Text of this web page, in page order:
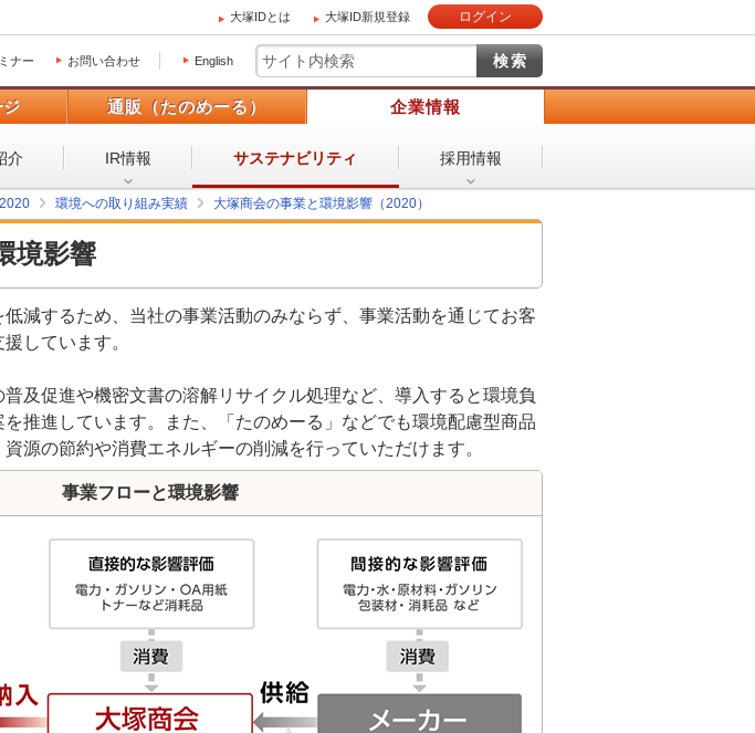
大塚IDとは 大塚ID新規登録 ログイン
ナー お問い合わせ English
通販（たのめーる） 企業情報
介 IR情報 サステナビリティ 採用情報
環境への取り組み実績 大塚商会の事業と環境影響（2020）
境影響
減するため、当社の事業活動のみならず、事業活動を通じてお客
しています。
及促進や機密文書の溶解リサイクル処理など、導入すると環境負
推進しています。また、「たのめーる」などでも環境配慮型商品
源の節約や消費エネルギーの削減を行っていただけます。
事業フローと環境影響